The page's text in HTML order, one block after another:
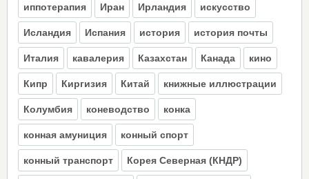
иппотерапия Иран Ирландия искусство
Исландия Испания история история почты
Италия кавалерия Казахстан Канада кино
Кипр Киргизия Китай книжные иллюстрации
Колумбия коневодство конка
конная амуниция конный спорт
конный транспорт Корея Северная (КНДР)